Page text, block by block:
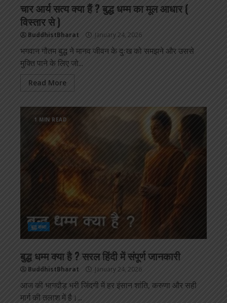
चार आर्य सत्य क्या हैं ? बुद्ध धम्म का मूल आधार (
विस्तार से )
BuddhistBharat January 24, 2026
भगवान गौतम बुद्ध ने मानव जीवन के दुःख को समझने और उससे
मुक्ति पाने के लिए जो...
Read More
1 MIN READ
बुद्ध कथा
बुद्ध धम्म क्या है ? सरल हिंदी में संपूर्ण जानकारी
BuddhistBharat January 24, 2026
आज की भागदौड़ भरी जिंदगी में हर इंसान शांति, करुणा और सही
मार्ग की तलाश में है।...